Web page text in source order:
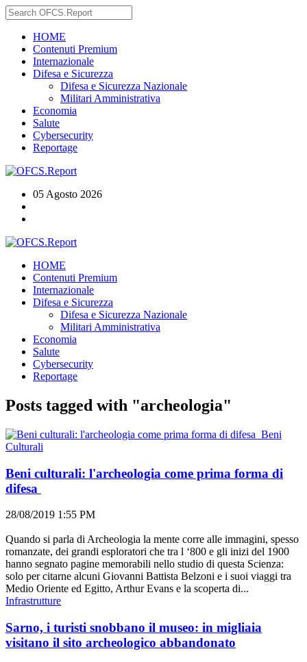
HOME
Contenuti Premium
Internazionale
Difesa e Sicurezza
Difesa e Sicurezza Nazionale
Militari Amministrativa
Economia
Salute
Cybersecurity
Reportage
05 Agosto 2026
HOME
Contenuti Premium
Internazionale
Difesa e Sicurezza
Difesa e Sicurezza Nazionale
Militari Amministrativa
Economia
Salute
Cybersecurity
Reportage
Posts tagged with "archeologia"
Beni
Culturali
Beni culturali: l'archeologia come prima forma di
difesa
28/08/2019 1:55 PM
Quando si parla di Archeologia la mente corre alle immagini, spesso
romanzate, dei grandi esploratori che tra l ‘800 e gli inizi del 1900
hanno segnato pagine memorabili nello studio di questa Scienza:
solo per citarne alcuni Giovanni Battista Belzoni e i suoi viaggi tra
Medio Oriente ed Egitto, Arthur Evans e la scoperta di...
Infrastrutture
Sarno, i turisti snobbano il museo: in migliaia
visitano il sito archeologico abbandonato